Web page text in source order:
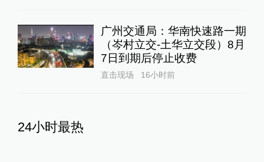
广州交通局：华南快速路一期
（岑村立交-土华立交段）8月
7日到期后停止收费
直击现场 16小时前
24小时最热